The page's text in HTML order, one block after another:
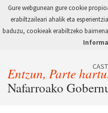
Gure webgunean gure cookie
erabiltzaileari ahalik eta
baduzu, cookieak erabiltzeko
Entzun, Parte
Nafarroako